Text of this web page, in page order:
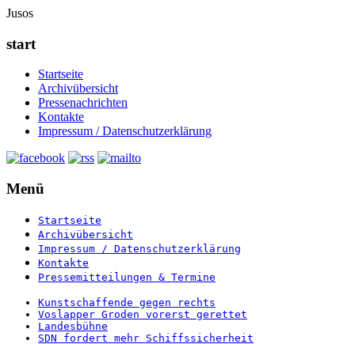
Jusos
start
Startseite
Archivübersicht
Pressenachrichten
Kontakte
Impressum / Datenschutzerklärung
Menü
Startseite
Archivübersicht
Impressum / Datenschutzerklärung
Kontakte
Pressemitteilungen & Termine
Kunstschaffende gegen rechts
Voslapper Groden vorerst gerettet
Landesbühne
SDN fordert mehr Schiffssicherheit